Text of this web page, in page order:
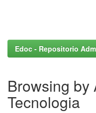
Edoc - Repositorio
Browsing by
Tecnologia